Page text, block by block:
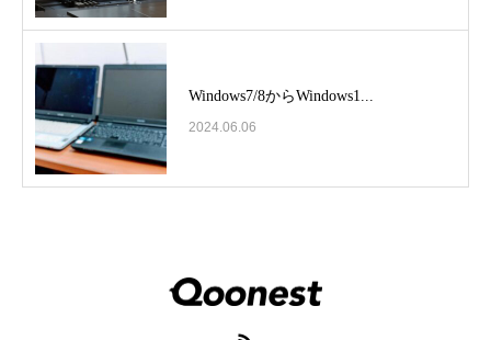
Windows7/8からWindows1...
2024.06.06